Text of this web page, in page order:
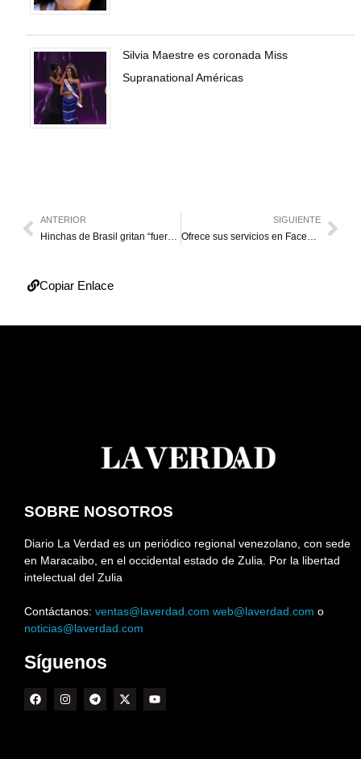
Silvia Maestre es coronada Miss
Supranational Américas
ANTERIOR
Hinchas de Brasil gritan “fuera Dunga”
SIGUIENTE
Ofrece sus servicios en Facebook, y tiene diez hijos de distintas mujeres
Copiar Enlace
SOBRE NOSOTROS
Diario La Verdad es un periódico regional venezolano, con sede
en Maracaibo, en el occidental estado de Zulia. Por la libertad
intelectual del Zulia
Contáctanos: ventas@laverdad.com web@laverdad.com o
noticias@laverdad.com
Síguenos